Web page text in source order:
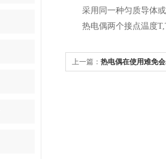
采用同一种匀质导体或
热电偶两个接点温度
上一篇： 热电偶在使用难免